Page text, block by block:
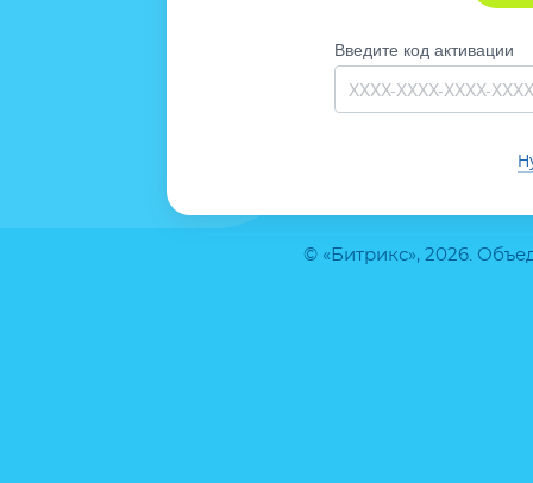
© «Битрикс», 2026.
Введите код активации